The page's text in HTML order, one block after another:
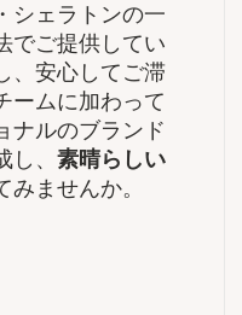
シェラトンの一
でご提供してい
、安心してご滞
ームに加わって
ナルのブランド
、 素晴らしい
みませんか。